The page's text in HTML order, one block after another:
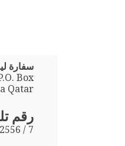
سفارة
Box
Qatar
رقم
/ 7